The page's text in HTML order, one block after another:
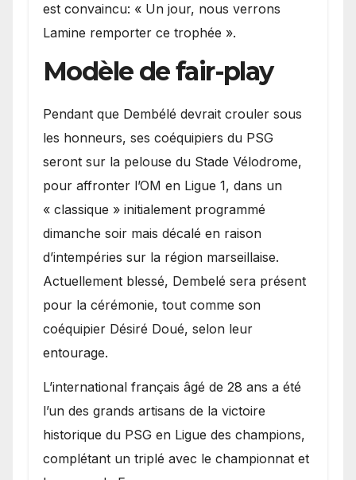
est convaincu: « Un jour, nous verrons
Lamine remporter ce trophée ».
Modèle de fair-play
Pendant que Dembélé devrait crouler sous
les honneurs, ses coéquipiers du PSG
seront sur la pelouse du Stade Vélodrome,
pour affronter l’OM en Ligue 1, dans un
« classique » initialement programmé
dimanche soir mais décalé en raison
d’intempéries sur la région marseillaise.
Actuellement blessé, Dembelé sera présent
pour la cérémonie, tout comme son
coéquipier Désiré Doué, selon leur
entourage.
L’international français âgé de 28 ans a été
l’un des grands artisans de la victoire
historique du PSG en Ligue des champions,
complétant un triplé avec le championnat et